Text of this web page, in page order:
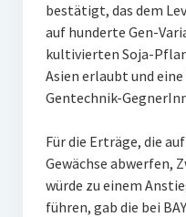
bestätigt, das dem
auf hunderte Gen-
kultivierten Soja-
Asien erlaubt und
Gentechnik-
Für die Erträge, die
Gewächse abwerfen,
würde zu einem
führen, gab die bei